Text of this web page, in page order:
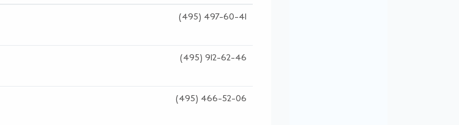
(495) 497-60-41
(495) 912-62-46
(495) 466-52-06